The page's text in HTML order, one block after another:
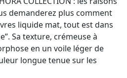
demanderez plus comment
liquide mat, tout est dans
Sa texture, crémeuse à
en un voile léger de
longue tenue sur les